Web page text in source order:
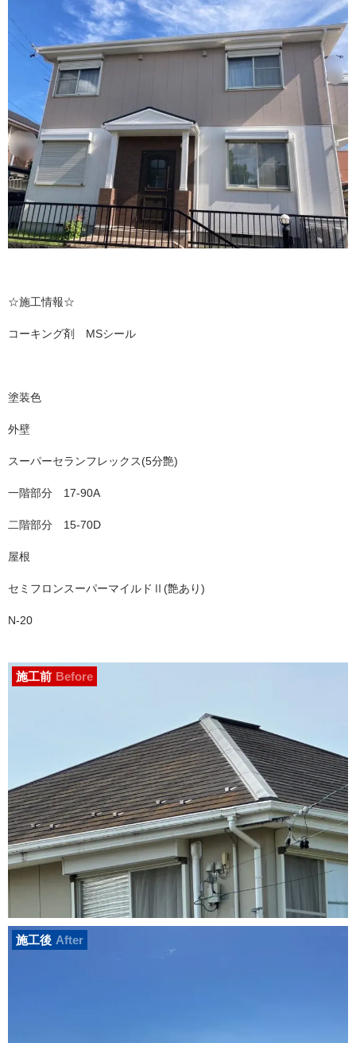
☆施工情報☆
コーキング剤 MSシール
塗装色
外壁
スーパーセランフレックス(5分艶)
一階部分 17-90A
二階部分 15-70D
屋根
セミフロンスーパーマイルドⅡ(艶あり)
N-20
施工前 Before
施工後 After